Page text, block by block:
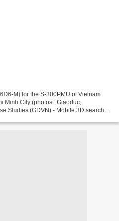
M) for the S-300PMU of Vietnam
Minh City (photos : Giaoduc,
Studies (GDVN) - Mobile 3D search